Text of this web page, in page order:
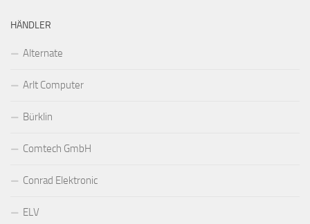
HÄNDLER
Alternate
Arlt Computer
Bürklin
Comtech GmbH
Conrad Elektronic
ELV